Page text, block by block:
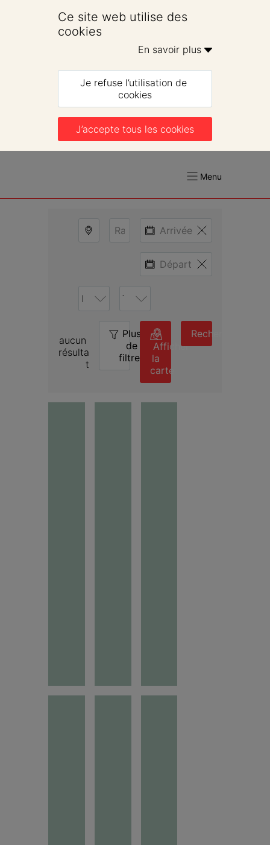
Ce site web utilise des
cookies
En savoir plus
Je refuse l’utilisation de
cookies
J’accepte tous les cookies
Menu
aucun
résulta
t
Plus
de
filtres
0
Afficher
la
carte
Rechercher